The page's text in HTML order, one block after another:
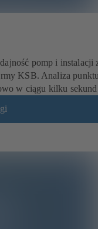
pomp i instalacji
KSB. Analiza
w ciągu kilku